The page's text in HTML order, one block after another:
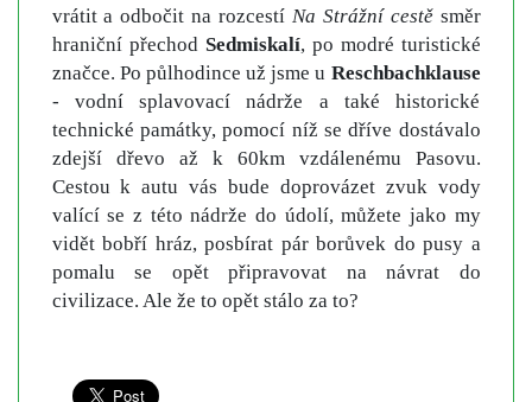
vrátit a odbočit na rozcestí Na Strážní cestěsměr
hraniční přechod Sedmiskalí, po modré turistické
značce. Po půlhodince už jsme u Reschbachklause
- vodní splavovací nádrže a také historické
technické památky, pomocí níž se dříve dostávalo
zdejší dřevo až k 60km vzdálenému Pasovu.
Cestou k autu vás bude doprovázet zvuk vody
valící se z této nádrže do údolí, můžete jako my
vidět bobří hráz, posbírat pár borůvek do pusy a
pomalu se opět připravovat na návrat do
civilizace. Ale že to opět stálo za to?